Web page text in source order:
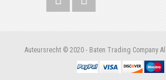
Auteursrecht © 2020 - Baten Trading Company